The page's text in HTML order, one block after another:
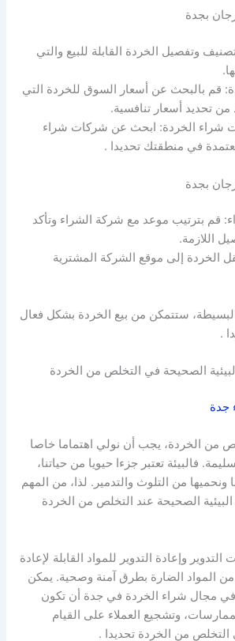
بجدة
وتفصيل الخردة القابلة للبيع والتي
قم بالبحث عن أسعار السوق للخردة التي
من تحديد أسعار تنافسية.
شراء الخردة: ابحث عن شركات شراء
في منطقتك تحديدا .
بجدة
قم بترتيب موعد مع شركة الشراء وتأكد
اللازمة.
الخردة إلى موقع الشركة المشترية
ستتمكن من بيع الخردة بشكل فعال
.
جدة
من الخردة، يجب أن نولي اهتماما خاصا
فالبيئة تعتبر جزءا حيويا من حياتنا،
من التلوث والتدمير. لذا، من المهم
الصحيحة عند التخلص من الخردة
وإعادة التدوير للمواد القابلة لإعادة
من المواد الضارة بطرق آمنة وصحية. يمكن
مجال شراء الخردة في جدة أن تكون
وتشجيع العملاء على القيام
من الخردة تحديدا .